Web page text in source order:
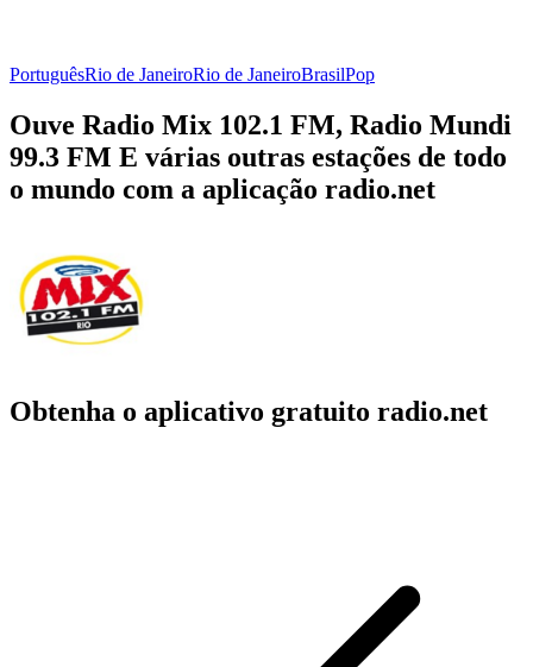
PortuguêsRio de JaneiroRio de JaneiroBrasilPop
Ouve Radio Mix 102.1 FM, Radio Mundi
99.3 FM E várias outras estações de todo
o mundo com a aplicação radio.net
Obtenha o aplicativo gratuito radio.net